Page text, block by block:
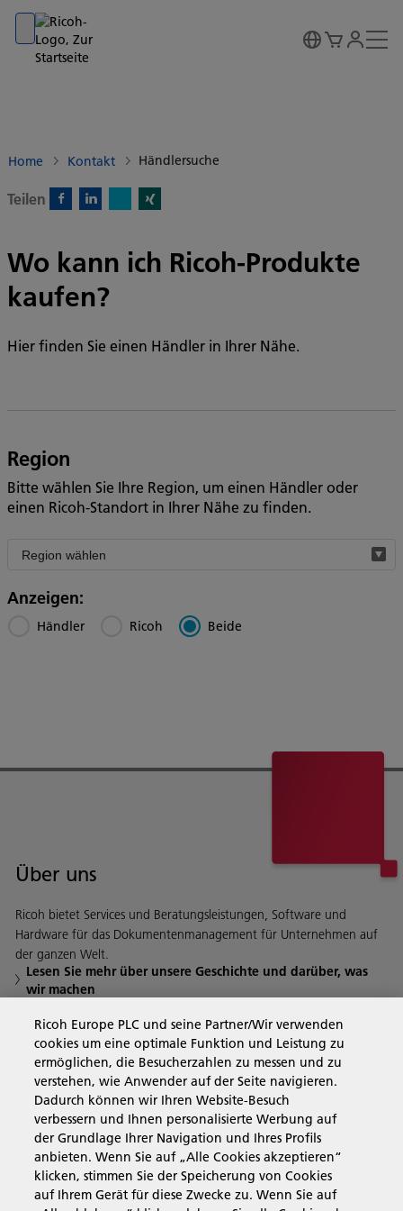
Go to banner
Go to content
Go to footer
Home Kontakt Händlersuche
Teilen
Wo kann ich Ricoh-Produkte
kaufen?
Hier finden Sie einen Händler in Ihrer Nähe.
Region
Bitte wählen Sie Ihre Region, um einen Händler oder
einen Ricoh-Standort in Ihrer Nähe zu finden.
Filter
region
Anzeigen:
Händler Ricoh Beide
Über uns
Ricoh bietet Services und Beratungsleistungen, Software und
Hardware für das Dokumentenmanagement für Unternehmen auf
der ganzen Welt.
Lesen Sie mehr über unsere Geschichte und darüber, was
wir machen
Business Solutions
Produkte & Services
Support & Kontakt
Ricoh Europe PLC und seine Partner/Wir verwenden
cookies um eine optimale Funktion und Leistung zu
ermöglichen, die Besucherzahlen zu messen und zu
verstehen, wie Anwender auf der Seite navigieren.
Dadurch können wir Ihren Website-Besuch
verbessern und Ihnen personalisierte Werbung auf
der Grundlage Ihrer Navigation und Ihres Profils
anbieten. Wenn Sie auf „Alle Cookies akzeptieren“
klicken, stimmen Sie der Speicherung von Cookies
auf Ihrem Gerät für diese Zwecke zu. Wenn Sie auf